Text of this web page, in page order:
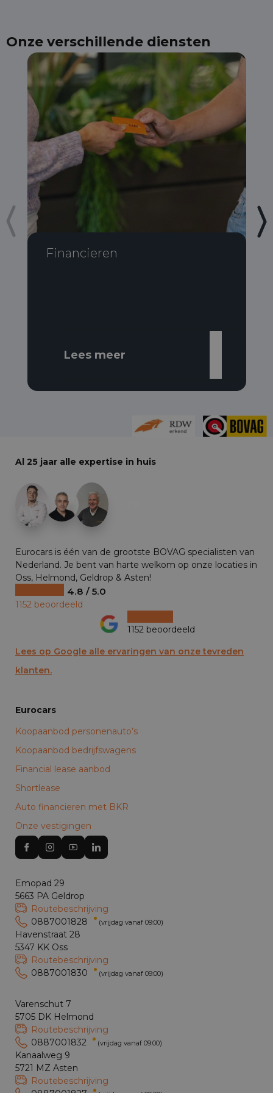
Onze verschillende diensten
Financieren
Lees meer
Al 25 jaar alle expertise in huis
Eurocars is één van de grootste BOVAG specialisten van
Nederland. Je bent van harte welkom op onze locaties in
Oss, Helmond, Geldrop & Asten!
4.8 / 5.0
1152 beoordeeld
1152 beoordeeld
Lees op Google alle ervaringen van onze tevreden
klanten.
Eurocars
Koopaanbod personenauto’s
Koopaanbod bedrijfswagens
Financial lease aanbod
Shortlease
Auto financieren met BKR
Onze vestigingen
Emopad 29
5663 PA Geldrop
Routebeschrijving
0887001828
(vrijdag vanaf 09:00)
Havenstraat 28
5347 KK Oss
Routebeschrijving
0887001830
(vrijdag vanaf 09:00)
Varenschut 7
5705 DK Helmond
Routebeschrijving
0887001832
(vrijdag vanaf 09:00)
Kanaalweg 9
5721 MZ Asten
Routebeschrijving